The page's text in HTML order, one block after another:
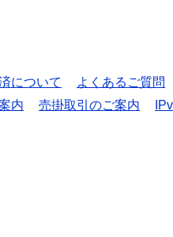
について
よくあるご質問
内 売掛取引のご案内